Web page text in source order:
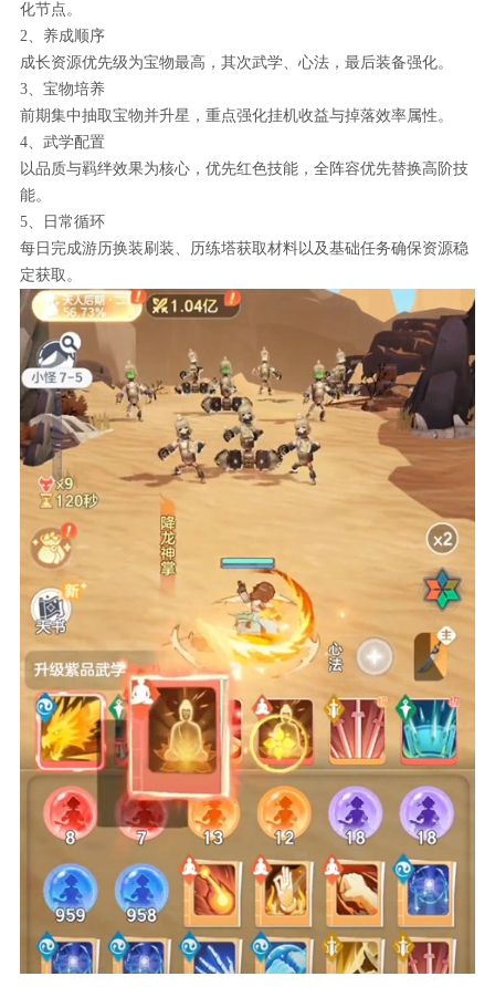
化节点。
2、养成顺序
成长资源优先级为宝物最高，其次武学、心法，最后装备强化。
3、宝物培养
前期集中抽取宝物并升星，重点强化挂机收益与掉落效率属性。
4、武学配置
以品质与羁绊效果为核心，优先红色技能，全阵容优先替换高阶技
能。
5、日常循环
每日完成游历换装刷装、历练塔获取材料以及基础任务确保资源稳
定获取。